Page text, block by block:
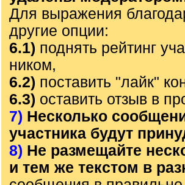
Для выражения
другие опции:
6.1) поднять рейтинг
ником,
6.2) поставить "лайк"
6.3) оставить отзыв в
7) Несколько
участника будут
8) Не размещайте
и тем же текстом в